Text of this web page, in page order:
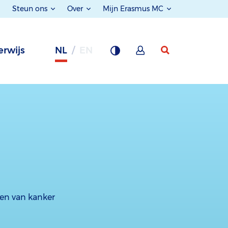
Steun ons Over Mijn Erasmus MC
NL
van kanker